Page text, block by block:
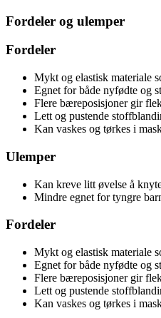
Fordeler og ulemper
Fordeler
Mykt og elastisk materiale
Egnet for både nyfødte og
Flere bæreposisjoner gir
Lett og pustende
Kan vaskes og tørkes i
Ulemper
Kan kreve litt øvelse å
Mindre egnet for tyngre
Fordeler
Mykt og elastisk materiale
Egnet for både nyfødte og
Flere bæreposisjoner gir
Lett og pustende
Kan vaskes og tørkes i